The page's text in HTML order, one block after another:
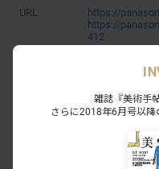
URL
https://
https://
412
雑誌『美術手
さらに2018年6月号以降